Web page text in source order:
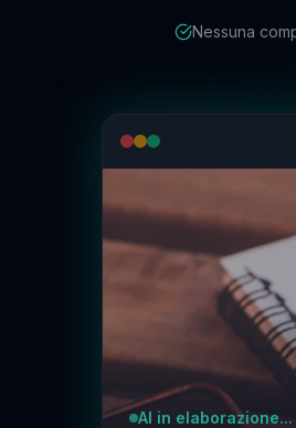
Nessuna
AI in elaborazione...